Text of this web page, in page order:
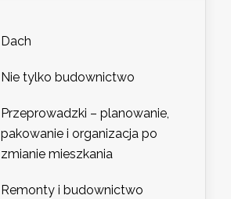
Dach
Nie tylko budownictwo
Przeprowadzki – planowanie,
pakowanie i organizacja po
zmianie mieszkania
Remonty i budownictwo